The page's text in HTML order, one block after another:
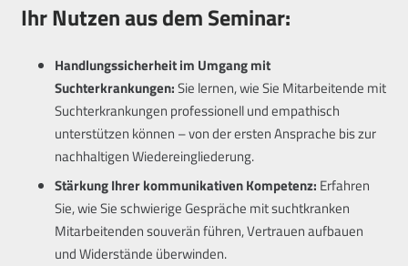
Ihr Nutzen aus dem Seminar:
Handlungssicherheit im Umgang mit
Suchterkrankungen:Sie lernen, wie Sie Mitarbeitende mit
Suchterkrankungen professionell und empathisch
unterstützen können – von der ersten Ansprache bis zur
nachhaltigen Wiedereingliederung.
Stärkung Ihrer kommunikativen Kompetenz: Erfahren
Sie, wie Sie schwierige Gespräche mit suchtkranken
Mitarbeitenden souverän führen, Vertrauen aufbauen
und Widerstände überwinden.